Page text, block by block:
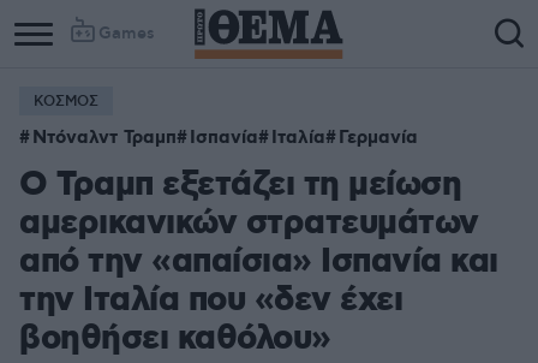
Games
ΚΟΣΜΟΣ
Ντόναλντ Τραμπ Ισπανία Ιταλία Γερμανία
Ο Τραμπ εξετάζει τη μείωση
αμερικανικών στρατευμάτων
από την «απαίσια» Ισπανία και
την Ιταλία που «δεν έχει
βοηθήσει καθόλου»